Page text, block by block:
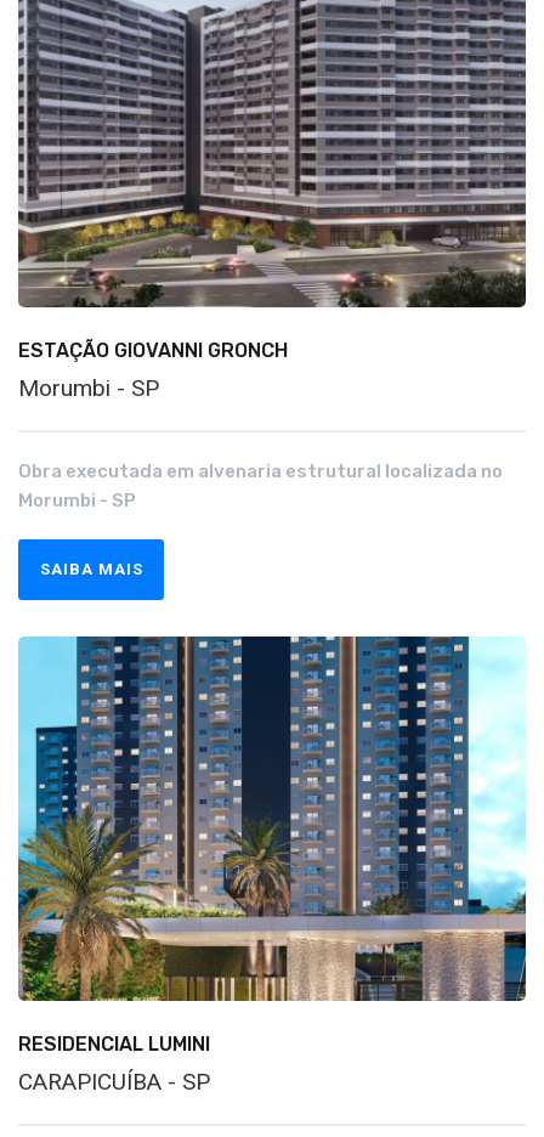
ESTAÇÃO GIOVANNI GRONCH
Morumbi - SP
Obra executada em alvenaria estrutural localizada no
Morumbi - SP
SAIBA MAIS
RESIDENCIAL LUMINI
CARAPICUÍBA - SP